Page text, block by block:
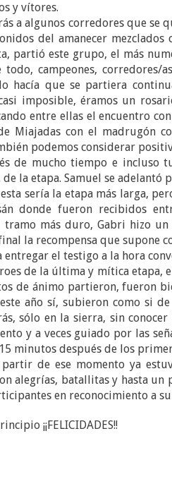
y vítores.
a algunos corredores que se
del amanecer
partió este grupo, el más
campeones, corredores/
hacía que se partiera
imposible, éramos un
entre ellas el encuentro
Miajadas con el madrugón
podemos considerar
de mucho tiempo e incluso
la etapa. Samuel se adelantó
sería la etapa más larga,
donde fueron recibidos
más duro, Gabri hizo
la recompensa que supone
entregar el testigo a la hora
de la última y mítica etapa,
de ánimo partieron, fueron
año sí, subieron como si
sólo en la sierra, sin
y a veces guiado por las
minutos después de los
de ese momento ya
alegrías, batallitas y hasta
en reconocimiento a
¡¡FELICIDADES!!